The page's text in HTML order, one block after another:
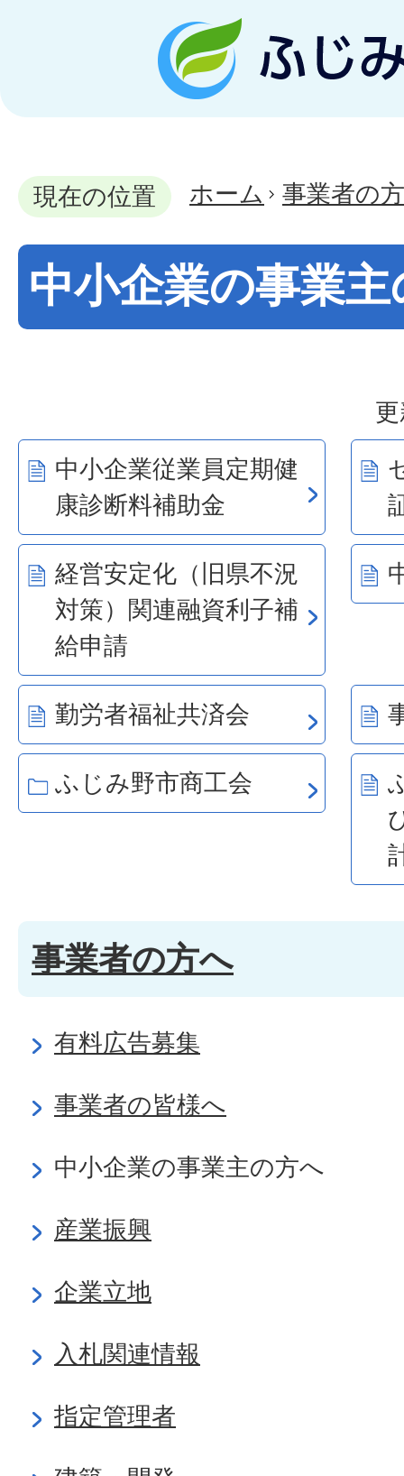
現在の位置 ホーム 事業者の
中小企業の事業
中小企業従業員定期健
康診断料補助金
経営安定化（旧県不況
対策）関連融資利子補
給申請
勤労者福祉共済会
ふじみ野市商工会
事業者の方へ
有料広告募集
事業者の皆様へ
中小企業の事業主の方へ
産業振興
企業立地
入札関連情報
指定管理者